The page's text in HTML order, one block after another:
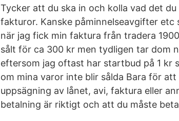
Tycker att du ska in och kolla vad det
fakturor. Kanske påminnelseavgifter etc
när jag fick min faktura från tradera
sålt för ca 300 kr men tydligen tar dom
eftersom jag oftast har startbud på 1 kr
om mina varor inte blir sålda Bara för
uppsägning av lånet, avi, faktura eller
betalning är riktigt och att du måste